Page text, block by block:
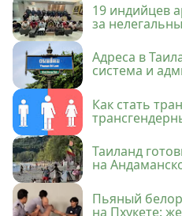
19 индийцев
за
Адреса в
система и
Как стать
Таиланд
на
Пьяный
на Пхукете: